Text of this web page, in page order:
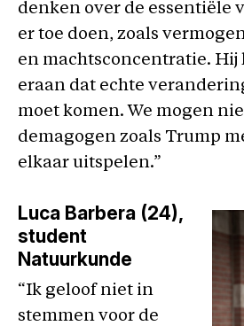
denken over de essentiële
er toe doen, zoals
en machtsconcentratie. Hij
eraan dat echte
moet komen. We mogen
demagogen zoals Trump
elkaar uitspelen.”
Luca Barbera (24),
student
Natuurkunde
“Ik geloof niet in
stemmen voor de